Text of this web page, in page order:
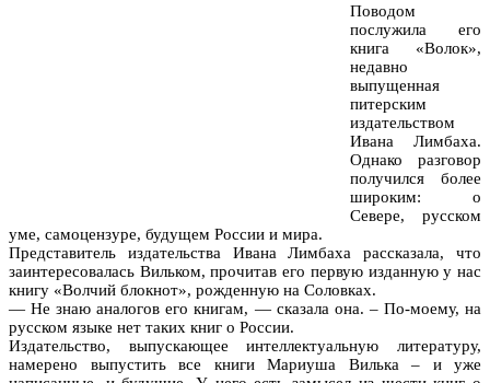
Поводом
послужила его
книга «Волок»,
недавно
выпущенная
питерским
издательством
Ивана Лимбаха.
Однако разговор
получился более
широким: о
Севере, русском
уме, самоцензуре, будущем России и мира.
Представитель издательства Ивана Лимбаха рассказала, что
заинтересовалась Вильком, прочитав его первую изданную у нас
книгу «Волчий блокнот», рожденную на Соловках.
— Не знаю аналогов его книгам, — сказала она. – По-моему, на
русском языке нет таких книг о России.
Издательство, выпускающее интеллектуальную литературу,
намерено выпустить все книги Мариуша Вилька – и уже